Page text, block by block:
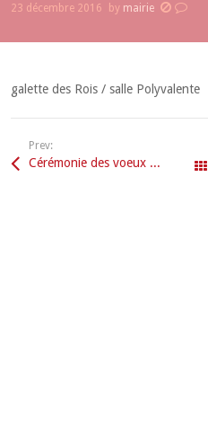
23 décembre 2016 by mairie
galette des Rois / salle Polyvalente
Prev:
Cérémonie des voeux du Maire